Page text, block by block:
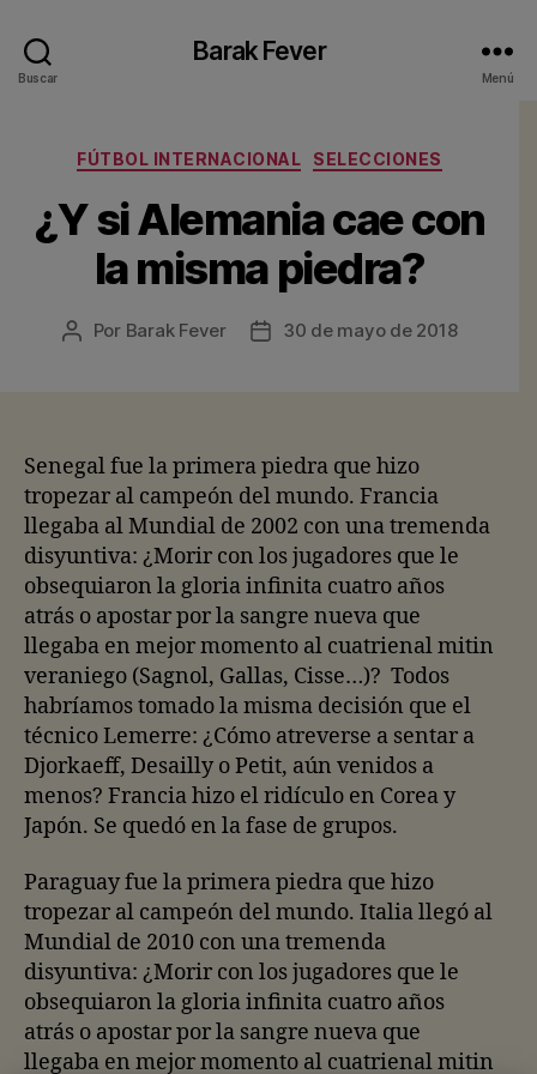
Buscar
Barak Fever
Menú
Categorías
FÚTBOL INTERNACIONAL SELECCIONES
¿Y si Alemania cae con
la misma piedra?
Autor
Por Barak Fever
Fecha30 de mayo de 2018
Senegal fue la primera piedra que hizo
tropezar al campeón del mundo. Francia
llegaba al Mundial de 2002 con una tremenda
disyuntiva: ¿Morir con los jugadores que le
obsequiaron la gloria infinita cuatro años
atrás o apostar por la sangre nueva que
llegaba en mejor momento al cuatrienal mitin
veraniego (Sagnol, Gallas, Cisse…)? Todos
habríamos tomado la misma decisión que el
técnico Lemerre: ¿Cómo atreverse a sentar a
Djorkaeff, Desailly o Petit, aún venidos a
menos? Francia hizo el ridículo en Corea y
Japón. Se quedó en la fase de grupos.
Paraguay fue la primera piedra que hizo
tropezar al campeón del mundo. Italia llegó al
Mundial de 2010 con una tremenda
disyuntiva: ¿Morir con los jugadores que le
obsequiaron la gloria infinita cuatro años
atrás o apostar por la sangre nueva que
llegaba en mejor momento al cuatrienal mitin